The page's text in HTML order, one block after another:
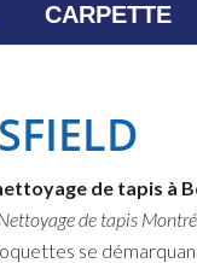
CARPETTE
de tapis à
de tapis
se